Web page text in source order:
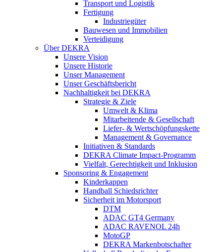
Transport und Logistik
Fertigung
Industriegüter
Bauwesen und Immobilien
Verteidigung
Über DEKRA
Unsere Vision
Unsere Historie
Unser Management
Unser Geschäftsbericht
Nachhaltigkeit bei DEKRA
Strategie & Ziele
Umwelt & Klima
Mitarbeitende & Gesellschaft
Liefer- & Wertschöpfungskette
Management & Governance
Initiativen & Standards
DEKRA Climate Impact-Programm
Vielfalt, Gerechtigkeit und Inklusion​
Sponsoring & Engagement
Kinderkappen
Handball Schiedsrichter
Sicherheit im Motorsport
DTM
ADAC GT4 Germany
ADAC RAVENOL 24h
MotoGP
DEKRA Markenbotschafter